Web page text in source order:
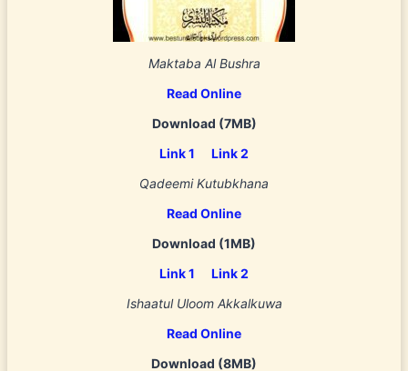
Maktaba Al Bushra
Read Online
Download (7MB)
Link 1
Link 2
Qadeemi Kutubkhana
Read Online
Download (1MB)
Link 1
Link 2
Ishaatul Uloom Akkalkuwa
Read Online
Download (8MB)